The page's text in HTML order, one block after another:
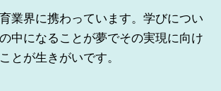
業界に携わっています。学びについ
中になることが夢でその実現に向け
とが生きがいです。